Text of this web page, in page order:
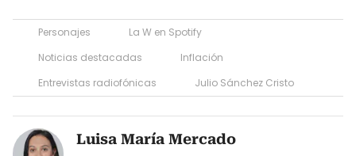
Personajes
La W en Spotify
Noticias destacadas
Inflación
Entrevistas radiofónicas
Julio Sánchez Cristo
Luisa María Mercado